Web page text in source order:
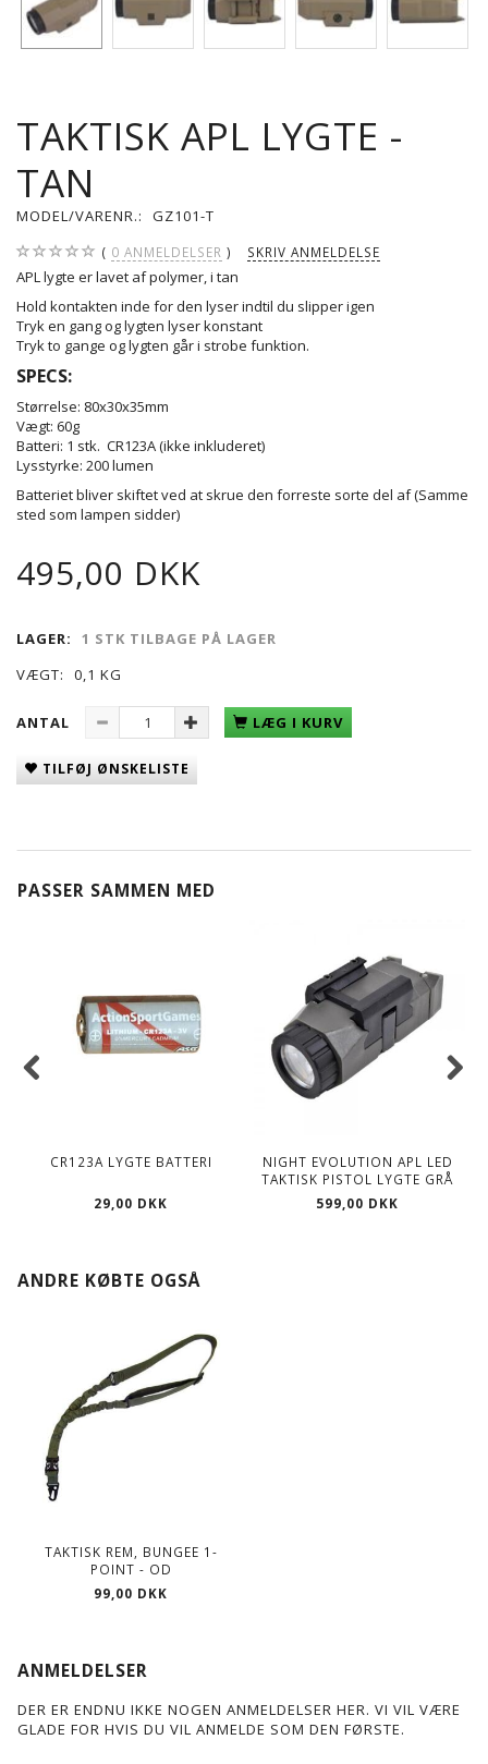
TAKTISK APL LYGTE -
TAN
MODEL/VARENR.: GZ101-T
0 ANMELDELSER SKRIV ANMELDELSE
APL lygte er lavet af polymer, i tan
Hold kontakten inde for den lyser indtil du slipper igen
Tryk en gang og lygten lyser konstant
Tryk to gange og lygten går i strobe funktion.
SPECS:
Størrelse: 80x30x35mm
Vægt: 60g
Batteri: 1 stk. CR123A (ikke inkluderet)
Lysstyrke: 200 lumen
Batteriet bliver skiftet ved at skrue den forreste sorte del af (Samme
sted som lampen sidder)
495,00 DKK
LAGER:
1 STK TILBAGE PÅ LAGER
VÆGT:
0,1 KG
ANTAL LÆG I KURV
TILFØJ ØNSKELISTE
PASSER SAMMEN MED
CR123A LYGTE BATTERI
29,00 DKK
NIGHT EVOLUTION APL LED
TAKTISK PISTOL LYGTE GRÅ
599,00 DKK
ANDRE KØBTE OGSÅ
TAKTISK REM, BUNGEE 1-
POINT - OD
99,00 DKK
ANMELDELSER
DER ER ENDNU IKKE NOGEN ANMELDELSER HER. VI VIL VÆRE
GLADE FOR HVIS DU VIL ANMELDE SOM DEN FØRSTE.